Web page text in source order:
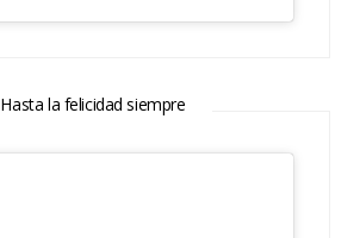
Hasta la felicidad siempre